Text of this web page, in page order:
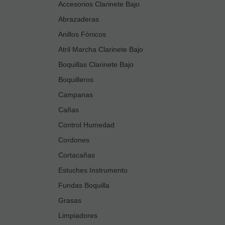
Accesorios Clarinete Bajo
Abrazaderas
Anillos Fónicos
Atril Marcha Clarinete Bajo
Boquillas Clarinete Bajo
Boquilleros
Campanas
Cañas
Control Humedad
Cordones
Cortacañas
Estuches Instrumento
Fundas Boquilla
Grasas
Limpiadores